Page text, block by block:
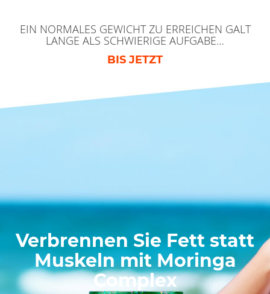
EIN NORMALES GEWICHT ZU ERREICHEN GALT
LANGE ALS SCHWIERIGE AUFGABE…
BIS JETZT
Verbrennen Sie Fett statt
Muskeln mit Moringa
Complex